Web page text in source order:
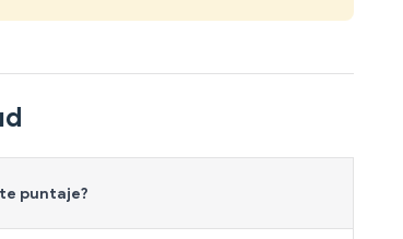
puntaje?